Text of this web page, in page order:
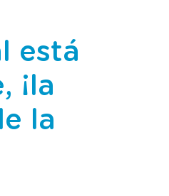
está
¡la
la